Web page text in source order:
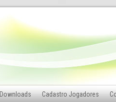
Downloads Cadastro Jogadores